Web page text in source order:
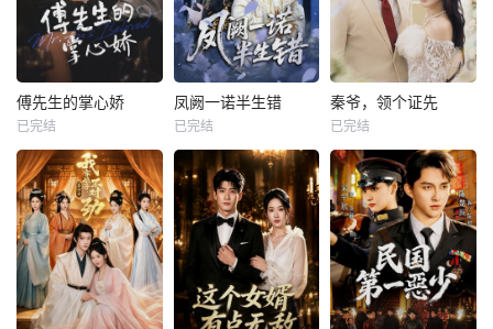
傅先生的掌心娇
已完结
凤阙一诺半生错
已完结
秦爷，领个证先
已完结